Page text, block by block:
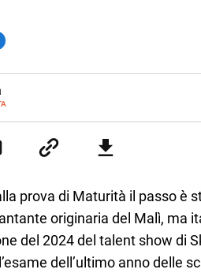
nella scrittura di articoli sul
prova di Maturità il passo è
originaria del Malì, ma
del 2024 del talent show di
dell’ultimo anno delle